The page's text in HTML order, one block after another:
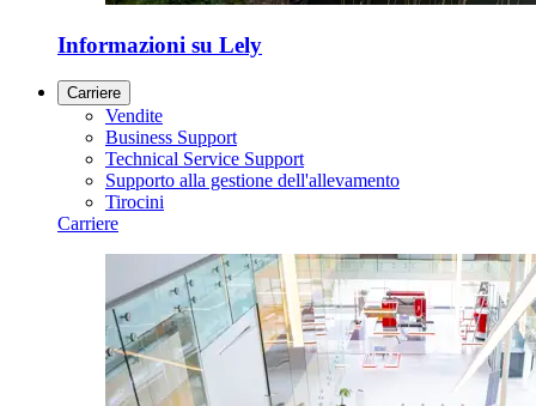
Informazioni su Lely
Carriere
Vendite
Business Support
Technical Service Support
Supporto alla gestione dell'allevamento
Tirocini
Carriere